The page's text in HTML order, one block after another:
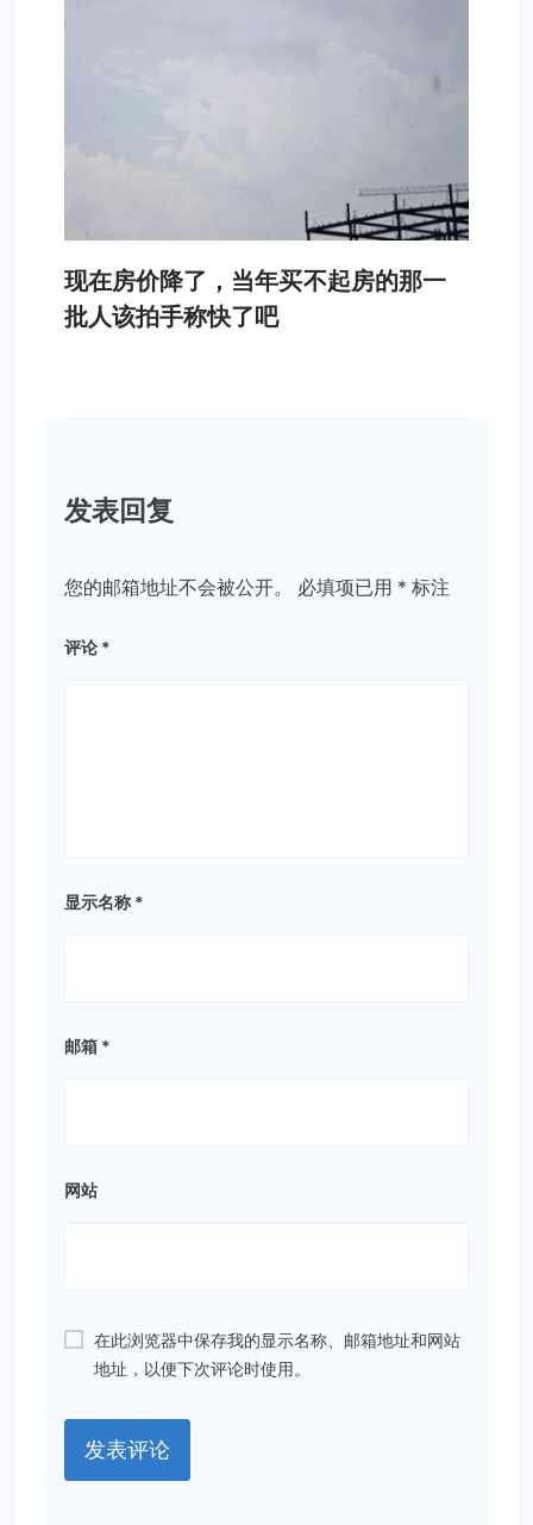
现在房价降了，当年买不起房的那一
批人该拍手称快了吧
发表回复
您的邮箱地址不会被公开。 必填项已用 * 标注
评论 *
显示名称 *
邮箱 *
网站
在此浏览器中保存我的显示名称、邮箱地址和网站
地址，以便下次评论时使用。